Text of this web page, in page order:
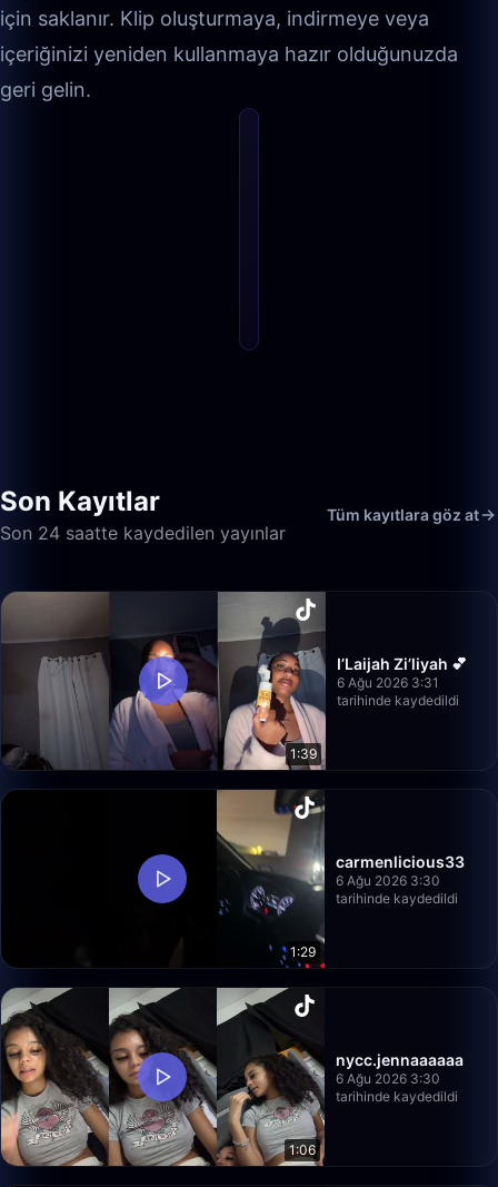
için saklanır. Klip oluşturmaya, indirmeye veya
içeriğinizi yeniden kullanmaya hazır olduğunuzda
geri gelin.
Son Kayıtlar
Son 24 saatte kaydedilen yayınlar
Tüm kayıtlara göz at
1:39
I’Laijah Zi’liyah 💕
6 Ağu 2026 3:31
tarihinde kaydedildi
1:29
carmenlicious33
6 Ağu 2026 3:30
tarihinde kaydedildi
1:06
nycc.jennaaaaaa
6 Ağu 2026 3:30
tarihinde kaydedildi